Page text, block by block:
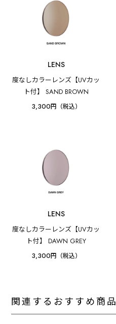
LENS
度なしカラーレンズ【UVカッ
ト付】 SAND BROWN
3,300円（税込）
LENS
度なしカラーレンズ【UVカッ
ト付】 DAWN GREY
3,300円（税込）
関連するおすすめ商品